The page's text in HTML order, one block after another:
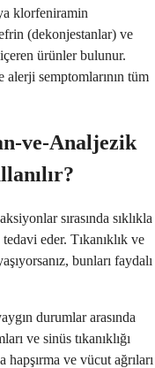
klorfeniramin
(dekonjestanlar) ve
ürünler bulunur.
alerji semptomlarının tüm
ve-Analjezik
sırasında sıklıkla
eder. Tıkanıklık ve
bunları faydalı
durumlar arasında
ve sinüs tıkanıklığı
hapşırma ve vücut ağrıları